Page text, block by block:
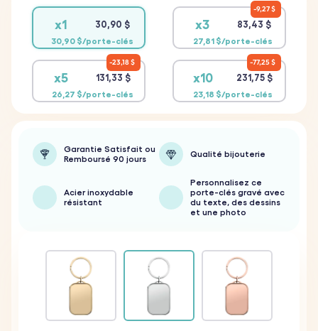
x1 30,90 $
30,90 $/porte-clés
x3 83,43 $
27,81 $/porte-clés
9,27 $
x5 131,33 $
26,27 $/porte-clés
23,18 $
x10 231,75 $
23,18 $/porte-clés
77,25 $
Garantie Satisfait ou
Remboursé 90 jours
Qualité bijouterie
Acier inoxydable
résistant
Personnalisez ce
porte-clés gravé avec
du texte, des dessins
et une photo